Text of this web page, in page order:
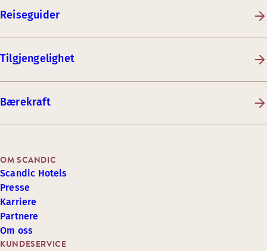
Reiseguider
Tilgjengelighet
Bærekraft
KUNDESERVICE
OM SCANDIC
Scandic Hotels
Presse
Karriere
Partnere
Om oss